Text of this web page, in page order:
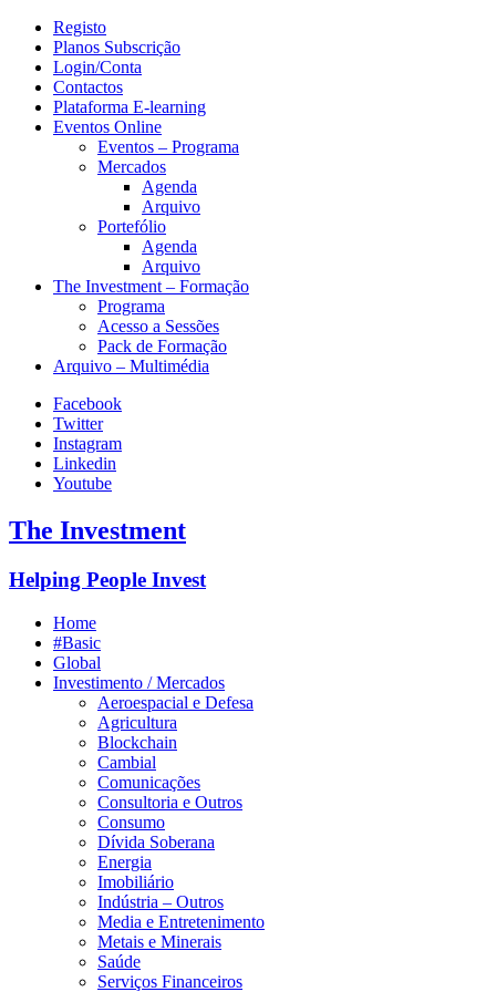
Registo
Planos Subscrição
Login/Conta
Contactos
Plataforma E-learning
Eventos Online
Eventos – Programa
Mercados
Agenda
Arquivo
Portefólio
Agenda
Arquivo
The Investment – Formação
Programa
Acesso a Sessões
Pack de Formação
Arquivo – Multimédia
Facebook
Twitter
Instagram
Linkedin
Youtube
The Investment
Helping People Invest
Home
#Basic
Global
Investimento / Mercados
Aeroespacial e Defesa
Agricultura
Blockchain
Cambial
Comunicações
Consultoria e Outros
Consumo
Dívida Soberana
Energia
Imobiliário
Indústria – Outros
Media e Entretenimento
Metais e Minerais
Saúde
Serviços Financeiros